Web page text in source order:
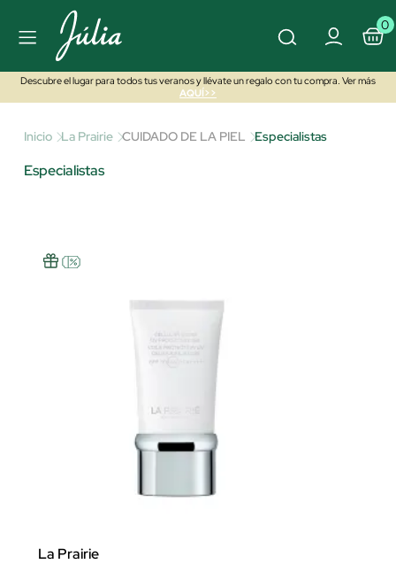
0
Descubre el lugar para todos tus veranos y llévate un regalo con tu compra. Ver más
AQUÍ>>
Inicio La Prairie CUIDADO DE LA PIEL Especialistas
Especialistas
La Prairie